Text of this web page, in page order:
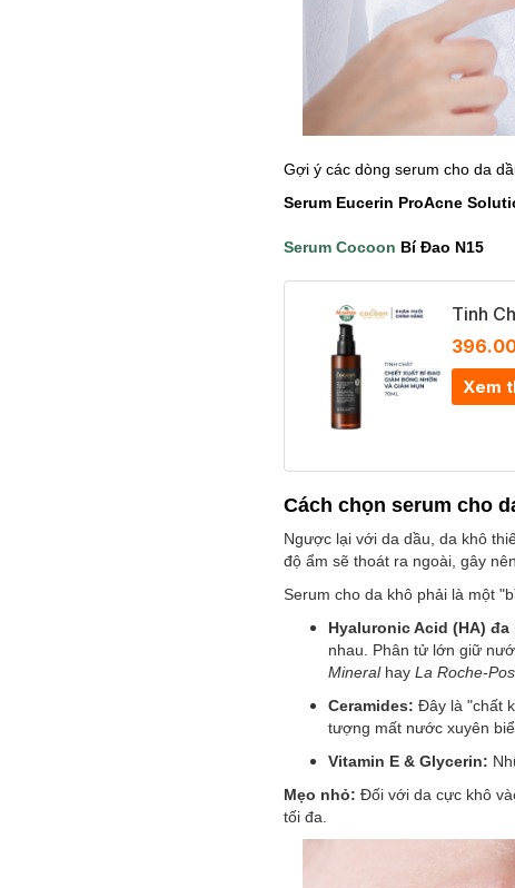
Gợi ý các dòng serum cho da
Serum Eucerin ProAcne
Serum Cocoon Bí Đao N15
Tinh
Xem
Cách chọn serum cho
Ngược lại với da dầu, da khô
độ ẩm sẽ thoát ra ngoài, gây
Serum cho da khô phải là một
Hyaluronic Acid (HA)
nhau. Phân tử lớn giữ
MineralhayLa Roche-
Ceramides: Đây là "chất
tượng mất nước xuyên
Vitamin E & Glycerin:
Mẹo nhỏ: Đối với da cực khô
tối đa.